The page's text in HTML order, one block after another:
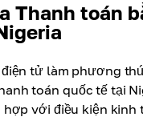
Thanh toán
tử làm phương
toán quốc tế tại
với điều kiện kinh